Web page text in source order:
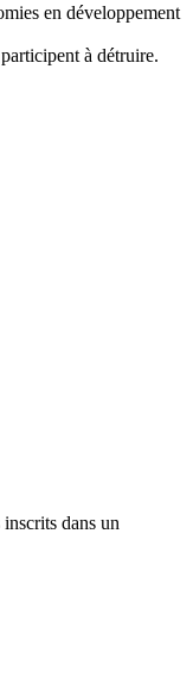
en développement
à détruire.
dans un